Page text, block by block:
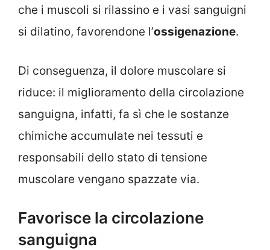
che i muscoli si rilassino e i vasi sanguigni
si dilatino, favorendone l’ossigenazione.
Di conseguenza, il dolore muscolare si
riduce: il miglioramento della circolazione
sanguigna, infatti, fa sì che le sostanze
chimiche accumulate nei tessuti e
responsabili dello stato di tensione
muscolare vengano spazzate via.
Favorisce la circolazione
sanguigna